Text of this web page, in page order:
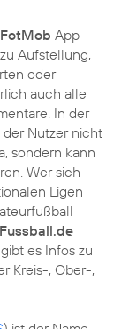
FotMob App
Aufstellung,
oder
auch alle
In der
der Nutzer nicht
sondern kann
Wer sich
Ligen
Fussball.de
es Infos zu
Kreis-, Ober-,